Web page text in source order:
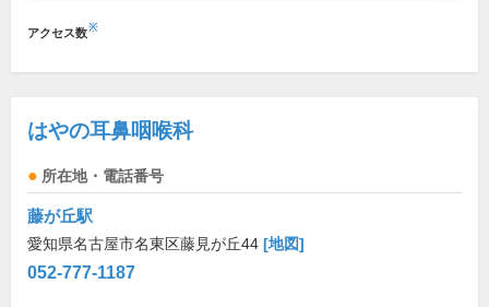
アクセス数※
はやの耳鼻咽喉科
所在地・電話番号
藤が丘駅
愛知県名古屋市名東区藤見が丘44 [地図]
052-777-1187